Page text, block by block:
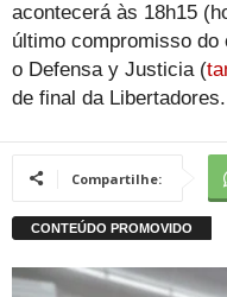
acontecerá às 18h15
último compromisso
o Defensa y Justicia (
de final da Libertadores.
Compartilhe: